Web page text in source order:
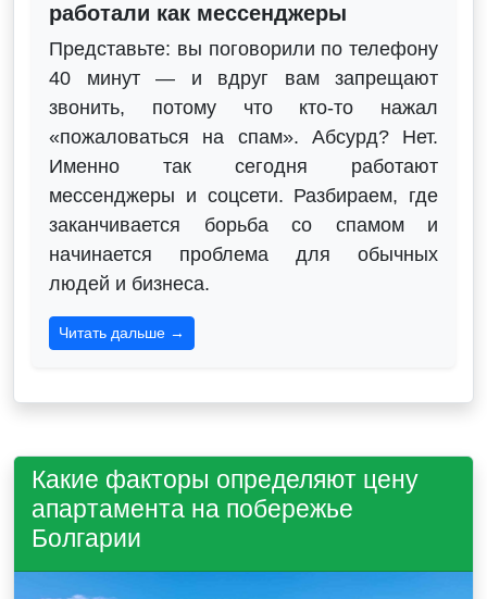
работали как мессенджеры
Представьте: вы поговорили по телефону
40 минут — и вдруг вам запрещают
звонить, потому что кто-то нажал
«пожаловаться на спам». Абсурд? Нет.
Именно так сегодня работают
мессенджеры и соцсети. Разбираем, где
заканчивается борьба со спамом и
начинается проблема для обычных
людей и бизнеса.
Читать дальше →
Какие факторы определяют цену
апартамента на побережье
Болгарии